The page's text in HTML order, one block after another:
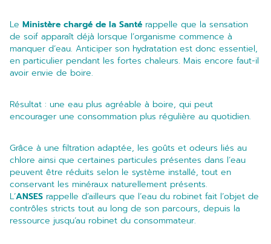
Le Ministère chargé de la Santé rappelle que la sensation
de soif apparaît déjà lorsque l’organisme commence à
manquer d’eau. Anticiper son hydratation est donc essentiel,
en particulier pendant les fortes chaleurs. Mais encore faut-il
avoir envie de boire.
Résultat : une eau plus agréable à boire, qui peut
encourager une consommation plus régulière au quotidien.
Grâce à une filtration adaptée, les goûts et odeurs liés au
chlore ainsi que certaines particules présentes dans l’eau
peuvent être réduits selon le système installé, tout en
conservant les minéraux naturellement présents.
L’ANSES rappelle d’ailleurs que l’eau du robinet fait l’objet de
contrôles stricts tout au long de son parcours, depuis la
ressource jusqu’au robinet du consommateur.